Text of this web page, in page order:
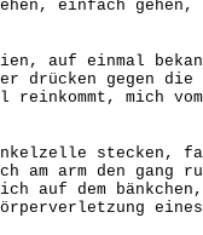
einfach gehen,
auf einmal
gegen
mich
stecken, falls
arm den gang
auf dem